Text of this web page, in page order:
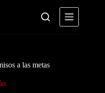
a las metas